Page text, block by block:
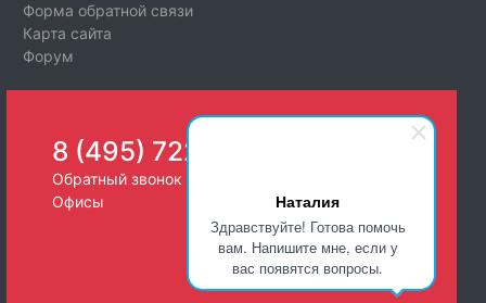
Наталия
Здравствуйте! Готова помочь
вам. Напишите мне, если у
вас появятся вопросы.
Форма обратной связи
Карта сайта
Форум
8 (495) 722-26-25
Обратный звонок
Офисы